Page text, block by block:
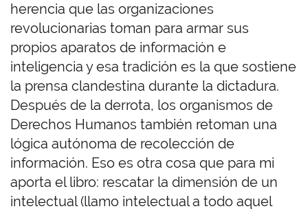
herencia que las organizaciones
revolucionarias toman para armar sus
propios aparatos de información e
inteligencia y esa tradición es la que sostiene
la prensa clandestina durante la dictadura.
Después de la derrota, los organismos de
Derechos Humanos también retoman una
lógica autónoma de recolección de
información. Eso es otra cosa que para mi
aporta el libro: rescatar la dimensión de un
intelectual (llamo intelectual a todo aquel